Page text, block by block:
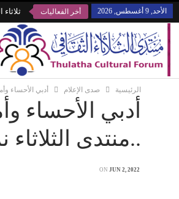
الأحد, 9 أغسطس, 2026 أخر الفعاليات
الرئيسية صدى الإعلام أدبي الأحساء
أدبي الأحساء
..منتدى الثلاثاء
ON JUN 2, 2022